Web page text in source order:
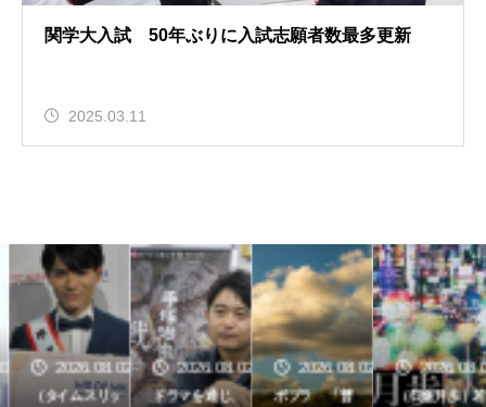
関学大入試 50年ぶりに入試志願者数最多更新
2025.03.11
2026.08.02
（タイムスリッ
2026.08.02
ドラマを通じ、
2026.08.02
ポプラ 「普
（日進月歩）若